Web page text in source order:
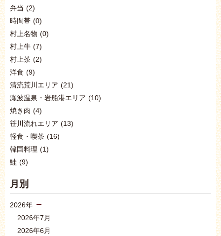
弁当 (2)
時間帯 (0)
村上名物 (0)
村上牛 (7)
村上茶 (2)
洋食 (9)
清流荒川エリア (21)
瀬波温泉・岩船港エリア (10)
焼き肉 (4)
笹川流れエリア (13)
軽食・喫茶 (16)
韓国料理 (1)
鮭 (9)
月別
2026年
2026年7月
2026年6月